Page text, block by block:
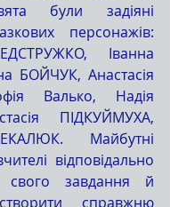
були задіяні
персонажів:
Іванна
БОЙЧУК, Анастасія
Валько, Надія
ПІДКУЙМУХА,
Майбутні
відповідально
свого завдання й
справжню